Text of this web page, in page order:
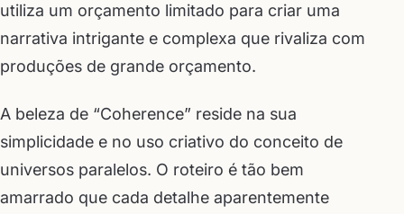
utiliza um orçamento limitado para criar uma
narrativa intrigante e complexa que rivaliza com
produções de grande orçamento.
A beleza de “Coherence” reside na sua
simplicidade e no uso criativo do conceito de
universos paralelos. O roteiro é tão bem
amarrado que cada detalhe aparentemente